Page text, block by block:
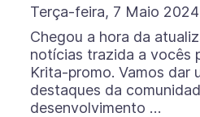
Terça-feira, 7 Maio 2024
Chegou a hora da
notícias trazida a vocês
Krita-promo. Vamos dar
destaques da
desenvolvimento …